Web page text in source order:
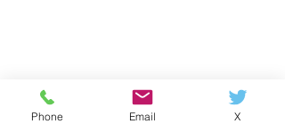
Phone Email X